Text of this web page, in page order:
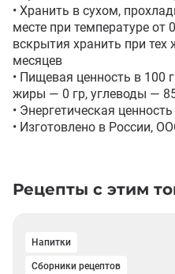
• Хранить в сухом,
месте при температуре от
вскрытия хранить при тех
месяцев
• Пищевая ценность в 100
жиры — 0 гр, углеводы —
• Энергетическая
• Изготовлено в России,
Рецепты с этим
Напитки
Сборники рецептов